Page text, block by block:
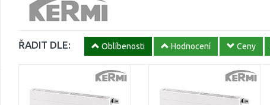
ŘADIT DLE: Oblíbenosti Hodnocení Ceny